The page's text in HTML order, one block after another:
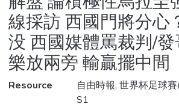
線採訪 西國門將分心
没 西國媒體罵裁判/
樂放兩旁 輸贏擺中間
Resource
自由時報, 世界杯足球
S1